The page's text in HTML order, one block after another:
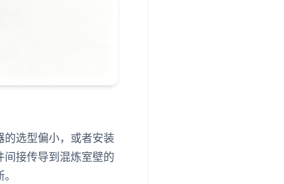
选型偏小，或者安装
接传导到混炼室壁的